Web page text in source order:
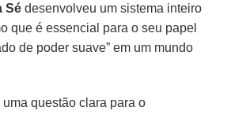
Sé desenvolveu um sistema inteiro
que é essencial para o seu papel
de poder suave” em um mundo
questão clara para o